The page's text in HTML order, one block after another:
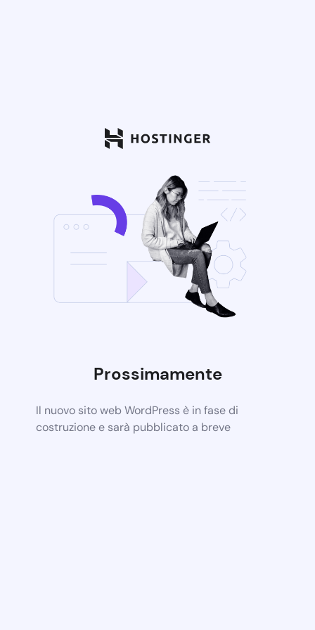
Prossimamente
Il nuovo sito web WordPress è in fase di
costruzione e sarà pubblicato a breve